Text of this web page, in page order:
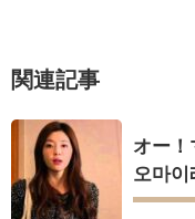
Powered by livedoor
か」出演で話題 Big
Powered by livedoor
関連記事
オー
오마이